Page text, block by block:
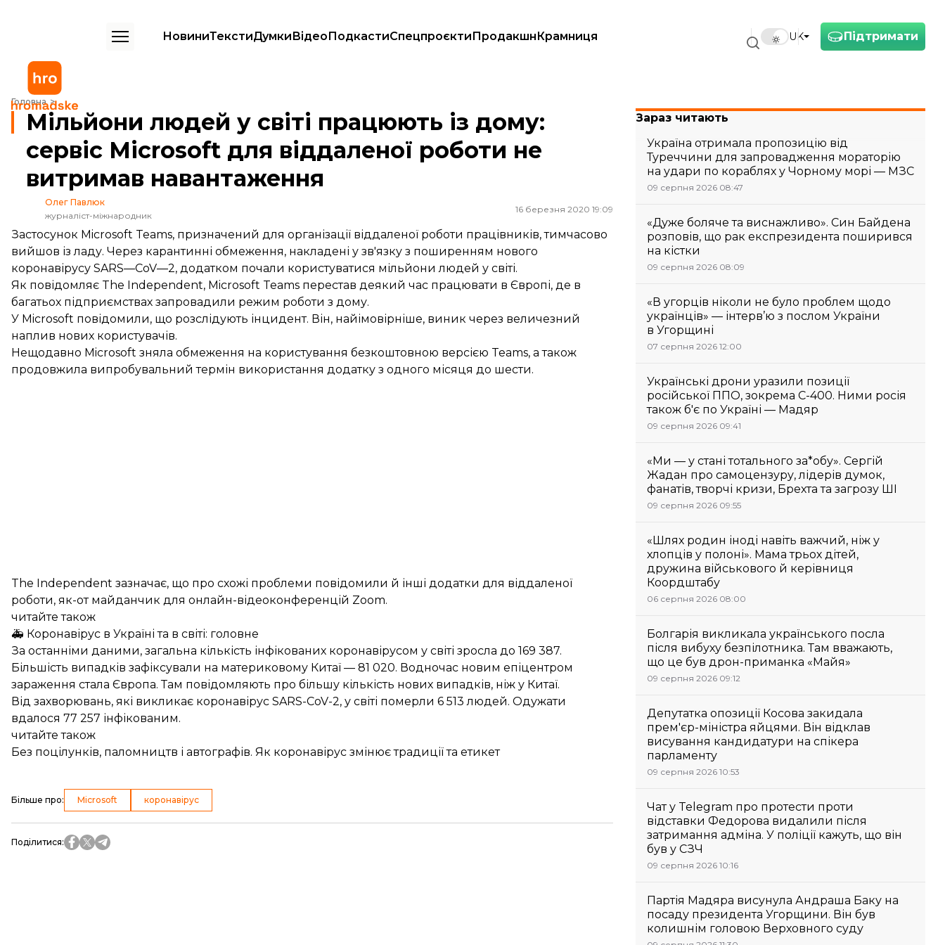
Підтримати
UK
НовиниТекстиДумкиВідеоПодкастиСпецпроєктиПродакшнКрамниця
Головна
Мільйони людей у світі працюють із дому: сервіс Microsoft для віддаленої роботи не витримав навантаження
Мільйони людей у світі працюють із дому:
сервіс Microsoft для віддаленої роботи не
витримав навантаження
Олег Павлюк
журналіст-міжнародник
16 березня 2020 19:09
Застосунок Microsoft Teams, призначений для організації віддаленої роботи працівників, тимчасово
вийшов із ладу. Через карантинні обмеження, накладені у зв'язку з поширенням нового
коронавірусу SARS—CoV—2, додатком почали користуватися мільйони людей у світі.
Як повідомляє The Independent, Microsoft Teams перестав деякий час працювати в Європі, де в
багатьох підприємствах запровадили режим роботи з дому.
У Microsoft повідомили, що розслідують інцидент. Він, найімовірніше, виник через величезний
наплив нових користувачів.
Нещодавно Microsoft зняла обмеження на користування безкоштовною версією Teams, а також
продовжила випробувальний термін використання додатку з одного місяця до шести.
The Independent зазначає, що про схожі проблеми повідомили й інші додатки для віддаленої
роботи, як-от майданчик для онлайн-відеоконференцій Zoom.
читайте також
🚑 Коронавірус в Україні та в світі: головне
За останніми даними, загальна кількість інфікованих коронавірусом у світі зросла до 169 387.
Більшість випадків зафіксували на материковому Китаї — 81 020. Водночас новим епіцентром
зараження стала Європа. Там повідомляють про більшу кількість нових випадків, ніж у Китаї.
Від захворювань, які викликає коронавірус SARS-CoV-2, у світі померли 6 513 людей. Одужати
вдалося 77 257 інфікованим.
читайте також
Без поцілунків, паломництв і автографів. Як коронавірус змінює традиції та етикет
Більше про: Microsoft коронавірус
Поділитися:
Зараз читають
Україна отримала пропозицію від
Туреччини для запровадження мораторію
на удари по кораблях у Чорному морі — МЗС
09 серпня 2026 08:47
«Дуже боляче та виснажливо». Син Байдена
розповів, що рак експрезидента поширився
на кістки
09 серпня 2026 08:09
«В угорців ніколи не було проблем щодо
українців» — інтерв’ю з послом України
в Угорщині
07 серпня 2026 12:00
Українські дрони уразили позиції
російської ППО, зокрема С-400. Ними росія
також б'є по Україні — Мадяр
09 серпня 2026 09:41
«Ми — у стані тотального за*обу». Сергій
Жадан про самоцензуру, лідерів думок,
фанатів, творчі кризи, Брехта та загрозу ШІ
09 серпня 2026 09:55
«Шлях родин іноді навіть важчий, ніж у
хлопців у полоні». Мама трьох дітей,
дружина військового й керівниця
Коордштабу
06 серпня 2026 08:00
Болгарія викликала українського посла
після вибуху безпілотника. Там вважають,
що це був дрон-приманка «Майя»
09 серпня 2026 09:12
Депутатка опозиції Косова закидала
прем'єр-міністра яйцями. Він відклав
висування кандидатури на спікера
парламенту
09 серпня 2026 10:53
Чат у Telegram про протести проти
відставки Федорова видалили після
затримання адміна. У поліції кажуть, що він
був у СЗЧ
09 серпня 2026 10:16
Партія Мадяра висунула Андраша Баку на
посаду президента Угорщини. Він був
колишнім головою Верховного суду